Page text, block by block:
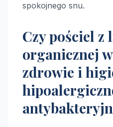
spokojnego snu.
Czy pościel z
organicznej
zdrowie i